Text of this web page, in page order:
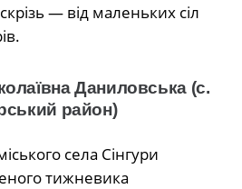
— від маленьких сіл
Даниловська (с.
район)
села Сінгури
тижневика